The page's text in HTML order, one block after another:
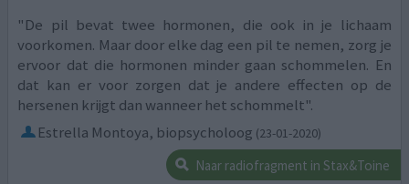
"De pil bevat twee hormonen, die ook in je lichaam
voorkomen. Maar door elke dag een pil te nemen, zorg je
ervoor dat die hormonen minder gaan schommelen. En
dat kan er voor zorgen dat je andere effecten op de
hersenen krijgt dan wanneer het schommelt".
Estrella Montoya, biopsycholoog (23-01-2020)
Naar radiofragment in Stax&Toine